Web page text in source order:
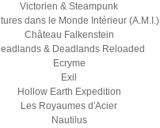
Victorien & Steampunk
dans le Monde Intérieur (A.M.I.)
Château Falkenstein
& Deadlands Reloaded
Ecryme
Exil
Hollow Earth Expedition
Les Royaumes d'Acier
Nautilus